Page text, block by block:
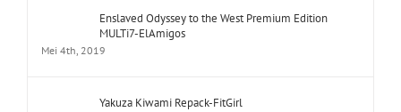
Enslaved Odyssey to the West Premium Edition
MULTi7-ElAmigos
Mei 4th, 2019
Yakuza Kiwami Repack-FitGirl